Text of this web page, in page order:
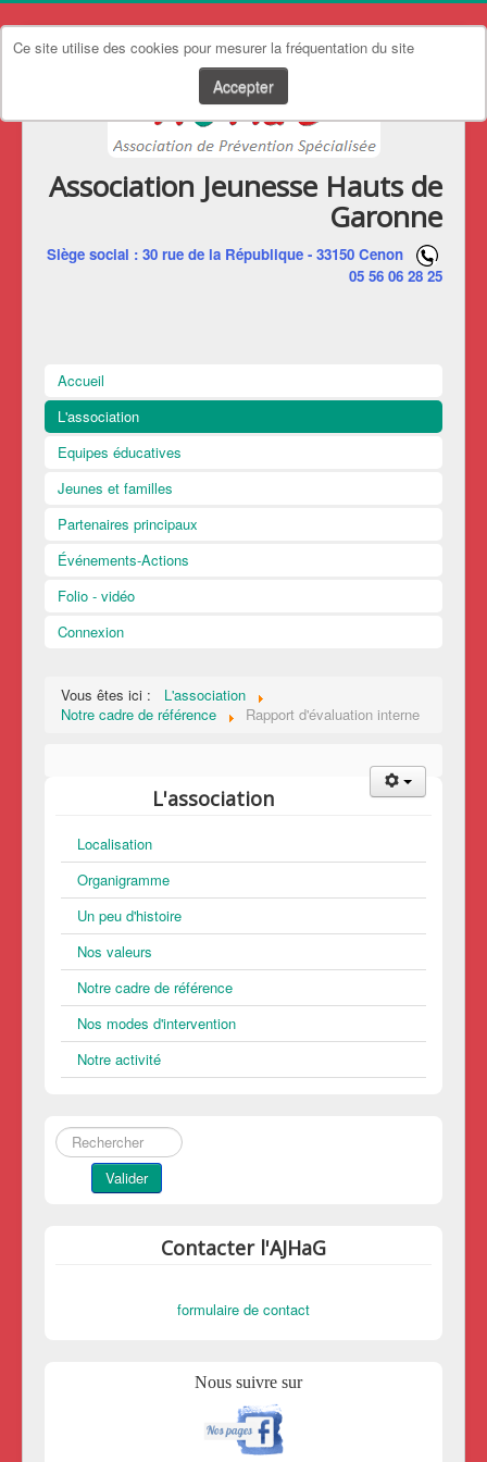
Ce site utilise des cookies pour mesurer la fréquentation du site
Accepter
Association Jeunesse Hauts de
Garonne
Siège social : 30 rue de la République - 33150 Cenon
05 56 06 28 25
Accueil
L'association
Equipes éducatives
Jeunes et familles
Partenaires principaux
Événements-Actions
Folio - vidéo
Connexion
Vous êtes ici :
L'association
Notre cadre de référence
Rapport d'évaluation interne
L'association
Localisation
Organigramme
Un peu d'histoire
Nos valeurs
Notre cadre de référence
Nos modes d'intervention
Notre activité
Rechercher
Valider
Contacter l'AJHaG
formulaire de contact
Nous suivre sur